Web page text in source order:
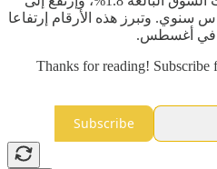
2025 على أساس سنوي. وتبرز هذه الأرقام إرتفاعا
Thanks for reading! Subscribe
Subscribe